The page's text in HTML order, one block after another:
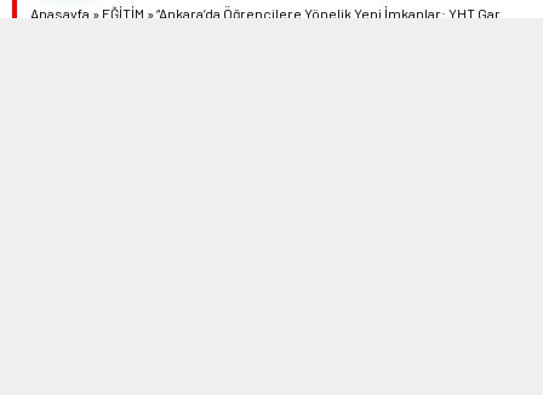
Anasayfa » EĞİTİM »“Ankara’da Öğrencilere Yönelik Yeni İmkanlar: YHT Gar